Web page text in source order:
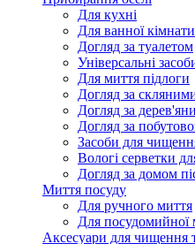
Для кухні
Для ванної кімнати
Догляд за туалетом
Універсальні
Для миття підлоги
Догляд за
Догляд за
Догляд за
Засоби для
Вологі серветки
Догляд за домом
Миття посуду
Для ручного миття
Для
Аксесуари для чищення